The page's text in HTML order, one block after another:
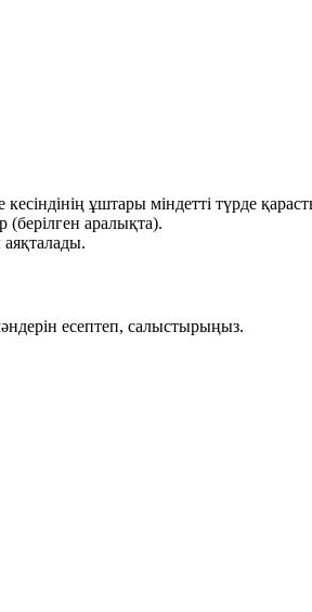
кесіндінің ұштары міндетті түрде
(берілген аралықта).
есептеп, салыстырыңыз.